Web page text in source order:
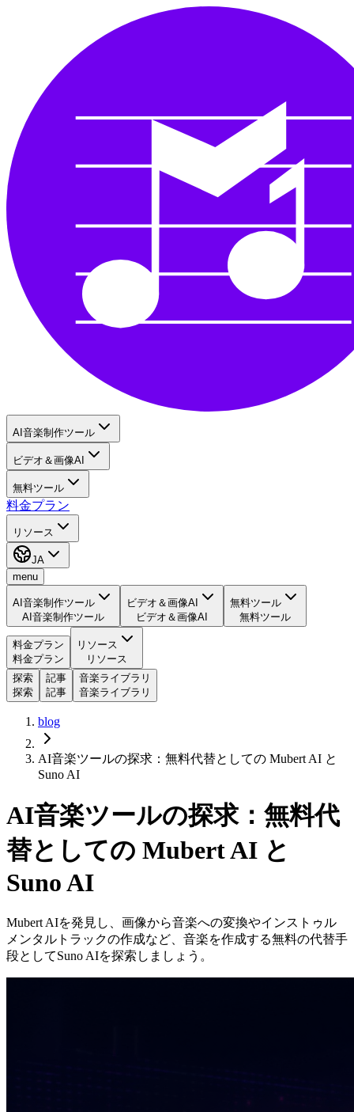
AI音楽制作ツール
ビデオ＆画像AI
無料ツール
料金プラン
リソース
JA
menu
AI音楽制作ツール
AI音楽制作ツール
ビデオ＆画像AI
ビデオ＆画像AI
無料ツール
無料ツール
料金プラン
料金プラン
リソース
リソース
探索
探索
記事
記事
音楽ライブラリ
音楽ライブラリ
blog
AI音楽ツールの探求：無料代替としての Mubert AI と
Suno AI
AI音楽ツールの探求：無料代
替としての Mubert AI と
Suno AI
Mubert AIを発見し、画像から音楽への変換やインストゥル
メンタルトラックの作成など、音楽を作成する無料の代替手
段としてSuno AIを探索しましょう。